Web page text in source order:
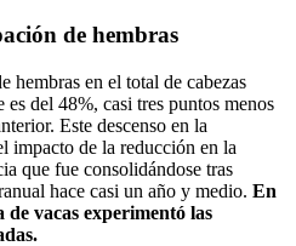
de hembras
hembras en el total de cabezas
es del 48%, casi tres puntos menos
Este descenso en la
impacto de la reducción en la
que fue consolidándose tras
hace casi un año y medio. En
de vacas experimentó las